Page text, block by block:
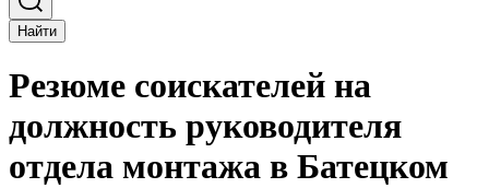
Найти
Резюме соискателей на
должность руководителя
отдела монтажа в Батецком